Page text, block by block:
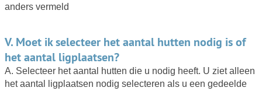
anders vermeld
V. Moet ik selecteer het aantal hutten nodig is of
het aantal ligplaatsen?
A. Selecteer het aantal hutten die u nodig heeft. U ziet alleen
het aantal ligplaatsen nodig selecteren als u een gedeelde